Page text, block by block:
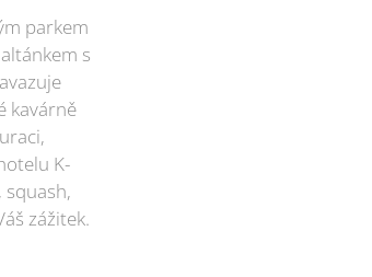
parkem
s
kavárně
K-
squash,
zážitek.